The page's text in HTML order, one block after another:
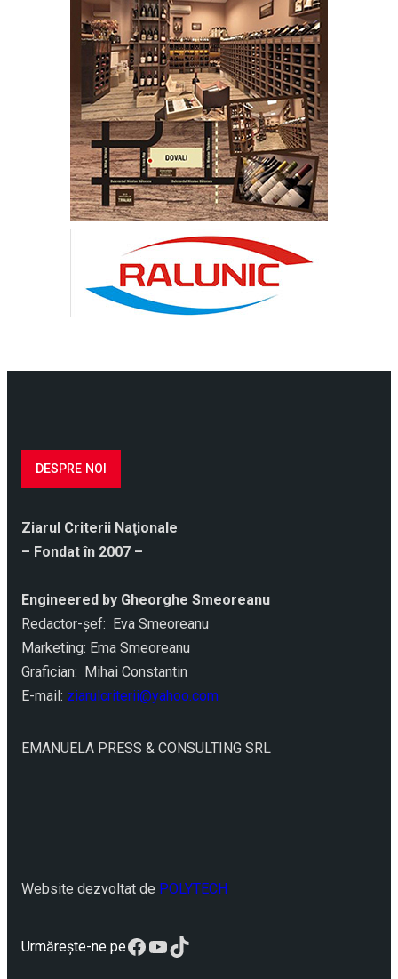
DESPRE NOI
Ziarul Criterii Naţionale
– Fondat în 2007 –
Engineered by Gheorghe Smeoreanu
Redactor-şef: Eva Smeoreanu
Marketing: Ema Smeoreanu
Grafician: Mihai Constantin
E-mail: ziarulcriterii@yahoo.com
EMANUELA PRESS & CONSULTING SRL
Website dezvoltat de POLYTECH
Urmărește-ne peFacebook
YouTube
TikTok